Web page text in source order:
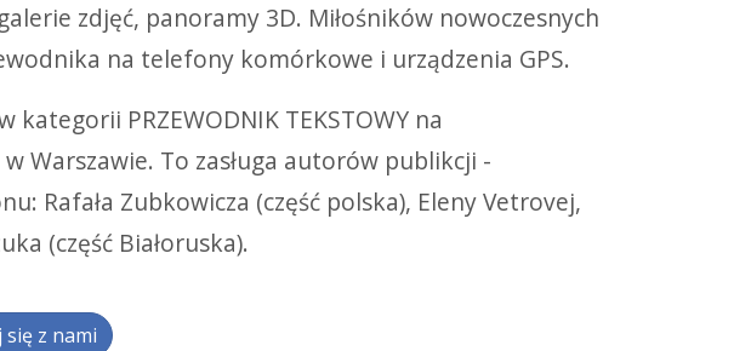
zdjęć, panoramy 3D. Miłośników nowoczesnych
na telefony komórkowe i urządzenia GPS.
PRZEWODNIK TEKSTOWY na
Warszawie. To zasługa autorów publikcji -
Rafała Zubkowicza (część polska), Eleny Vetrovej,
(część Białoruska).
z nami